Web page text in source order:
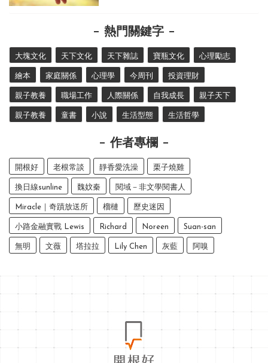
熱門關鍵字
大塊文化 天下文化 天下雜誌 寶瓶文化 心理勵志
繪本 家庭關係 心理學 今周刊 投資理財
親子教養 職場工作 人際關係 自我成長 親子天下
親子教養 童書 小說 生活型態 生活哲學
作者專欄
開根好 老根常談 靜香愛洗澡 栗子燒雞
換日線sunline 魏妏秦 閱域－非文學閱書人
Miracle｜奇蹟放送所 榴槤 歷史迷因
小路金融實戰 Lewis Richard Noreen Suan-san
無明 文薇 塔拉拉 Lily Chen 灰藍 阿嗅